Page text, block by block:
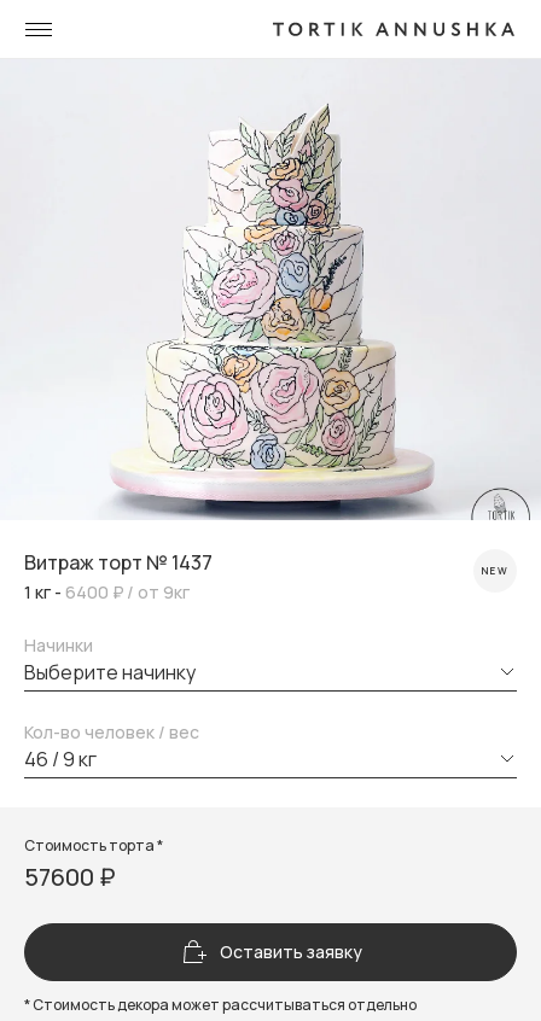
Витраж торт № 1437
1 кг - 6400 ₽ / от 9кг
NEW
Начинки
выберите начинку
Кол-во человек / вес
46 / 9 кг
Стоимость торта *
57600 ₽
Оставить заявку
* Стоимость декора может рассчитываться отдельно